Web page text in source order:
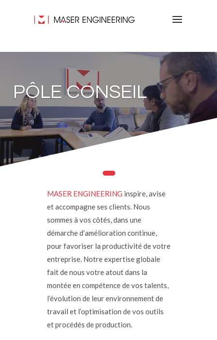
PÔLE CONSEIL
MASER ENGINEERING inspire, avise
et accompagne ses clients. Nous
sommes à vos côtés, dans une
démarche d’amélioration continue,
pour favoriser la productivité de votre
entreprise. Notre expertise globale
fait de nous votre atout dans la
montée en compétence de vos talents,
l’évolution de leur environnement de
travail et l’optimisation de vos outils
et procédés de production.